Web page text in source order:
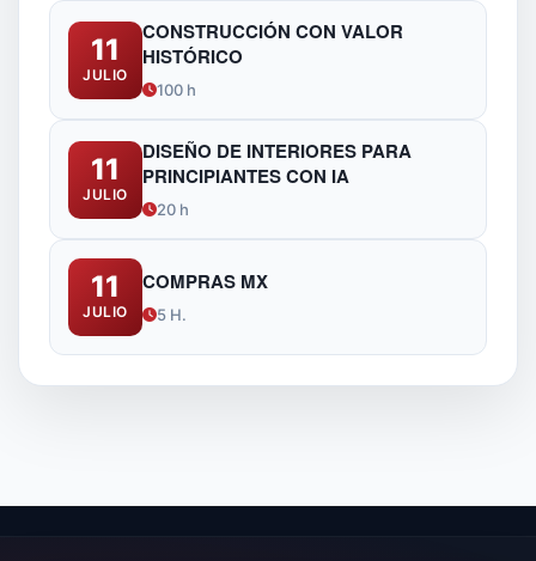
11
JULIO
CONSTRUCCIÓN CON VALOR
HISTÓRICO
100 h
11
JULIO
DISEÑO DE INTERIORES PARA
PRINCIPIANTES CON IA
20 h
11
JULIO
COMPRAS MX
5 H.